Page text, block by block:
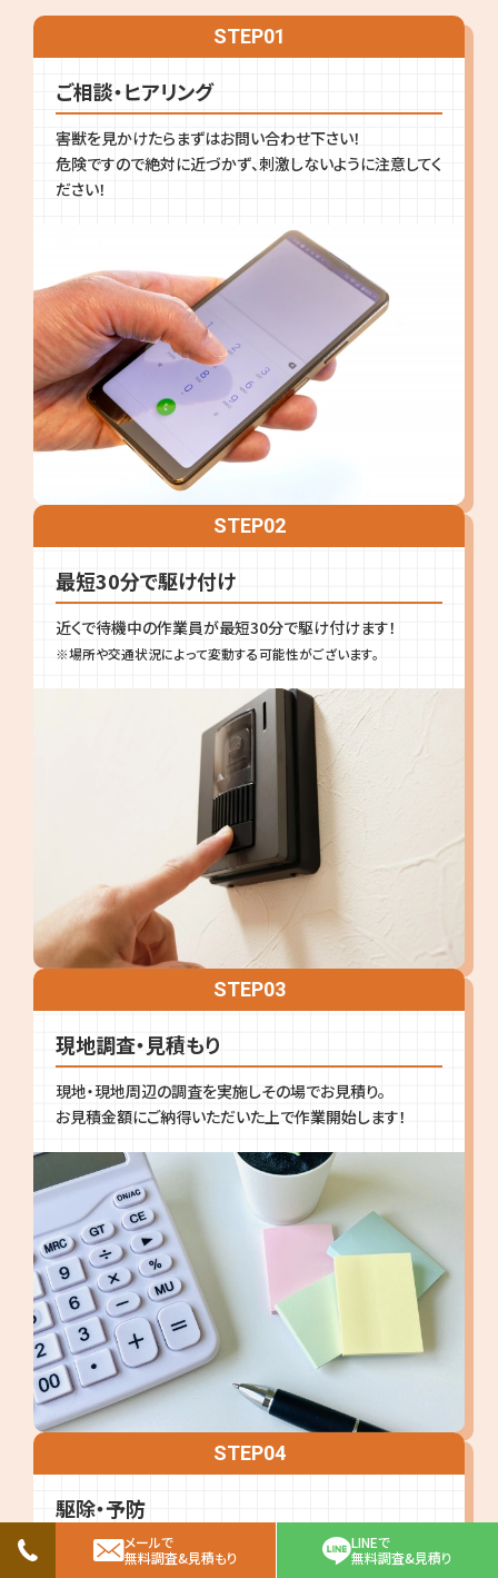
STEP01
ご相談・ヒアリング
害獣を見かけたらまずはお問い合わせ下さい！
危険ですので絶対に近づかず、刺激しないように注意してく
ださい！
STEP02
最短30分で駆け付け
近くで待機中の作業員が最短30分で駆け付けます！
※場所や交通状況によって変動する可能性がございます。
STEP03
現地調査・見積もり
現地・現地周辺の調査を実施しその場でお見積り。
お見積金額にご納得いただいた上で作業開始します！
STEP04
駆除・予防
最短15分程度で駆除完了！
メールで
無料調査&見積もり
LINEで
無料調査&見積り